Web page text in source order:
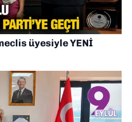
üyesiyle YENİ